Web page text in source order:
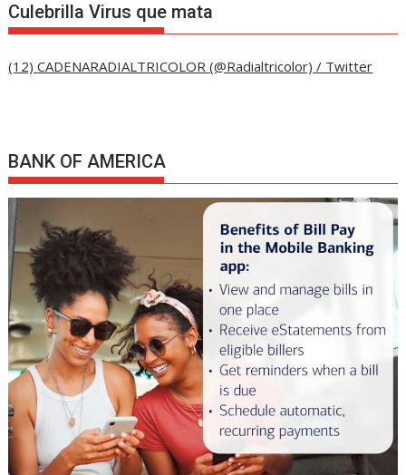
Culebrilla Virus que mata
(12) CADENARADIALTRICOLOR (@Radialtricolor) / Twitter
BANK OF AMERICA